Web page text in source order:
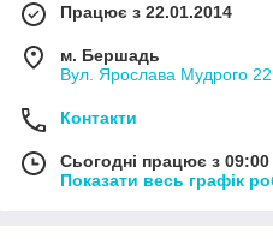
Працює з 22.01.2014
м. Бершадь
Вул. Ярослава Мудрого
Контакти
Сьогодні працює з
Показати весь графік